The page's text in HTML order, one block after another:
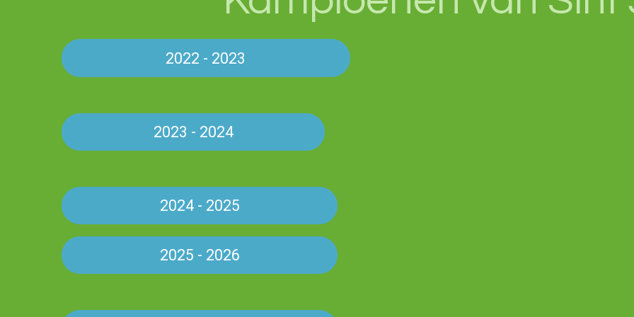
2022 - 2023
2023 - 2024
2024 - 2025
2025 - 2026